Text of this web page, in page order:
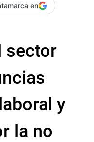
en
sector
y
la no